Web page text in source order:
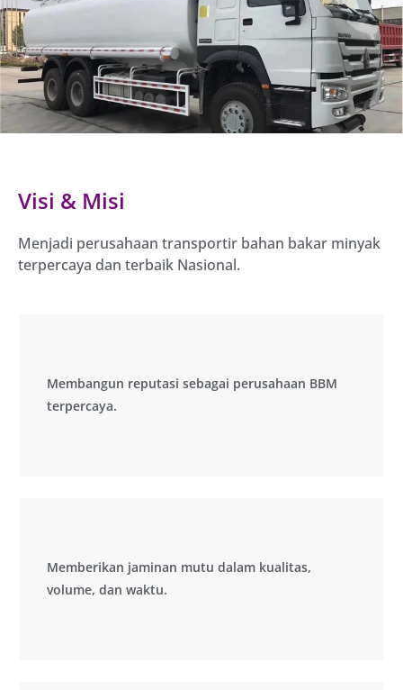
Visi & Misi
Menjadi perusahaan transportir bahan bakar minyak
terpercaya dan terbaik Nasional.
Membangun reputasi sebagai perusahaan BBM
terpercaya.
Membangun reputasi sebagai perusahaan BBM
terpercaya.
Memberikan jaminan mutu dalam kualitas,
volume, dan waktu.
Memberikan jaminan mutu dalam kualitas,
volume, dan waktu.